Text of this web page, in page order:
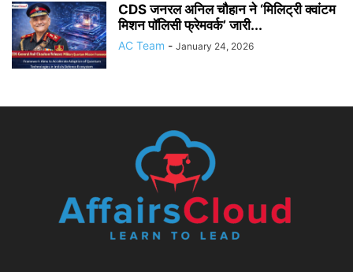
CDS जनरल अनिल चौहान ने ‘मिलिट्री क्वांटम
मिशन पॉलिसी फ्रेमवर्क’ जारी...
AC Team - January 24, 2026